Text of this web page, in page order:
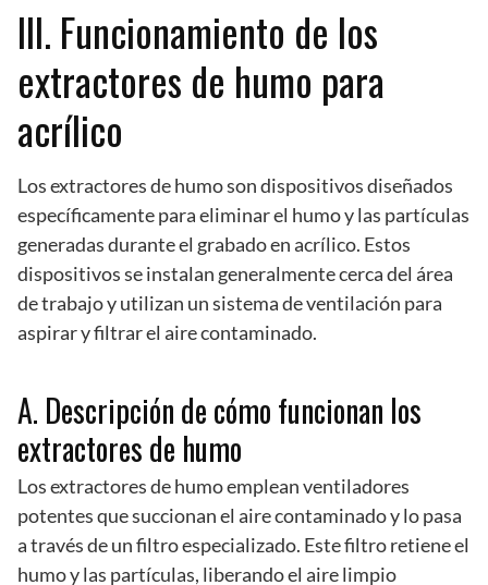
III. Funcionamiento de los
extractores de humo para
acrílico
Los extractores de humo son dispositivos diseñados
específicamente para eliminar el humo y las partículas
generadas durante el grabado en acrílico. Estos
dispositivos se instalan generalmente cerca del área
de trabajo y utilizan un sistema de ventilación para
aspirar y filtrar el aire contaminado.
A. Descripción de cómo funcionan los
extractores de humo
Los extractores de humo emplean ventiladores
potentes que succionan el aire contaminado y lo pasa
a través de un filtro especializado. Este filtro retiene el
humo y las partículas, liberando el aire limpio